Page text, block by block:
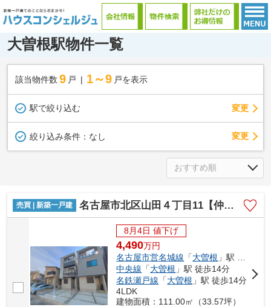
大曽根駅物件一覧
該当物件数 9 戸 1～9 戸を表示
駅で絞り込む 変更
絞り込み条件： なし 変更
売買 | 新築一戸建 名古屋市北区山田４丁目11【仲介手数料無料】新築一戸建て 1号棟
8月4日 値下げ
4,490万円
名古屋市営名城線 「大曽根 」駅 徒歩14分
中央線 「大曽根 」駅 徒歩14分
名鉄瀬戸線 「大曽根 」駅 徒歩14分
4LDK
建物面積：111.00㎡（33.57坪）